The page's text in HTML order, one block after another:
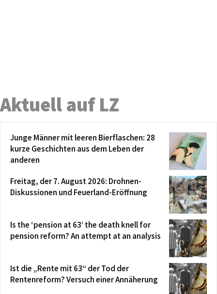
Aktuell auf LZ
Junge Männer mit leeren Bierflaschen: 28
kurze Geschichten aus dem Leben der
anderen
Freitag, der 7. August 2026: Drohnen-
Diskussionen und Feuerland-Eröffnung
Is the ‘pension at 63’ the death knell for
pension reform? An attempt at an analysis
Ist die „Rente mit 63“ der Tod der
Rentenreform? Versuch einer Annäherung